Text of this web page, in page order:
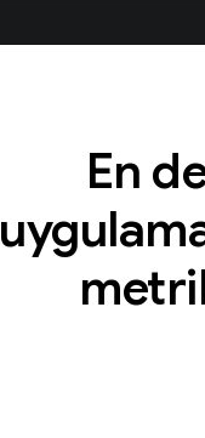
En